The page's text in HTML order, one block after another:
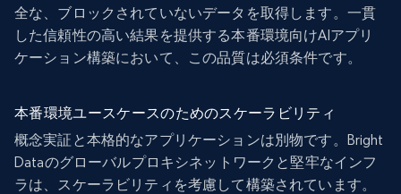
全な、ブロックされていないデータを取得します。一貫
した信頼性の高い結果を提供する本番環境向けAIアプリ
ケーション構築において、この品質は必須条件です。
本番環境ユースケースのためのスケーラビリティ
概念実証と本格的なアプリケーションは別物です。Bright
Dataのグローバルプロキシネットワークと堅牢なインフ
ラは、スケーラビリティを考慮して構築されています。